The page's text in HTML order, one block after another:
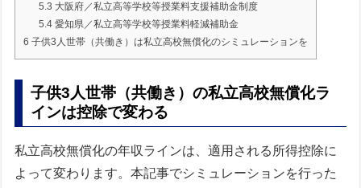
5.3 大阪府／私立高等学校等授業料支援補助金制度
5.4愛知県／私立高等学校等授業料軽減補助金
6 子供3人世帯（共働き）は私立高校無償化のシミュレーションを
子供3人世帯（共働き）の私立高校無償化ラ
インは控除で変わる
私立高校無償化の年収ラインは、適用される所得控除に
よって変わります。本記事でシミュレーションを行った